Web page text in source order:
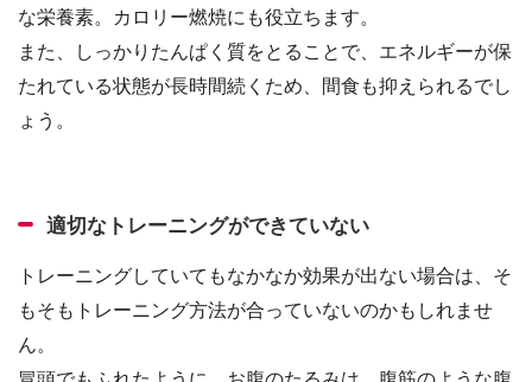
な栄養素。カロリー燃焼にも役立ちます。
また、しっかりたんぱく質をとることで、エネルギーが保
たれている状態が長時間続くため、間食も抑えられるでし
ょう。
適切なトレーニングができていない
トレーニングしていてもなかなか効果が出ない場合は、そ
もそもトレーニング方法が合っていないのかもしれませ
ん。